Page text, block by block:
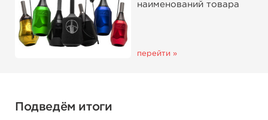
наименований товара
перейти »
Подведём итоги